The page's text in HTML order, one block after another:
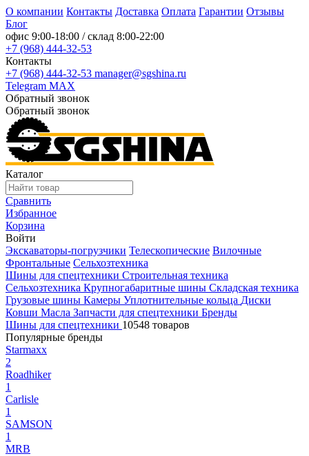
О компании Контакты Доставка Оплата Гарантии Отзывы
Блог
офис 9:00-18:00 / склад 8:00-22:00
+7 (968) 444-32-53
Контакты
+7 (968) 444-32-53 manager@sgshina.ru
Telegram MAX
Обратный звонок
Обратный звонок
Каталог
Сравнить
Избранное
Корзина
Войти
Экскаваторы-погрузчики Телескопические Вилочные
Фронтальные Сельхозтехника
Шины для спецтехники Строительная техника
Сельхозтехника Крупногабаритные шины Складская техника
Грузовые шины Камеры Уплотнительные кольца Диски
Ковши Масла Запчасти для спецтехники Бренды
Шины для спецтехники 10548 товаров
Популярные бренды
Starmaxx
2
Roadhiker
1
Carlisle
1
SAMSON
1
MRB